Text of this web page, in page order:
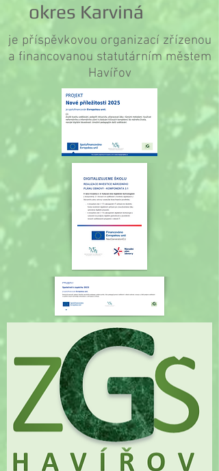
okres Karviná
je příspěvkovou organizací zřízenou
a financovanou statutárním městem
Havířov